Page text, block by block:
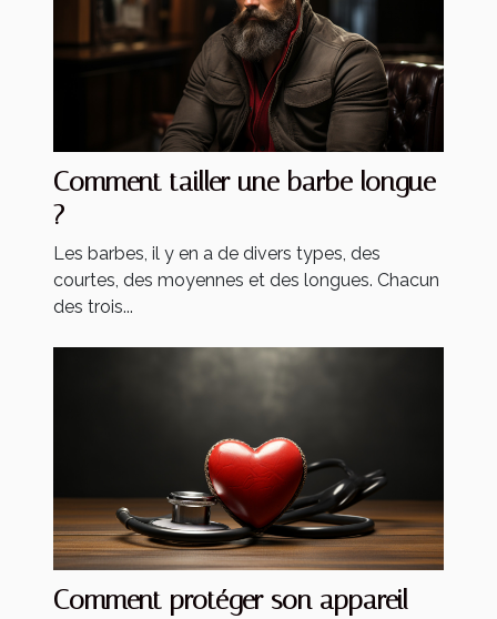
Comment tailler une barbe longue
?
Les barbes, il y en a de divers types, des
courtes, des moyennes et des longues. Chacun
des trois...
Comment protéger son appareil